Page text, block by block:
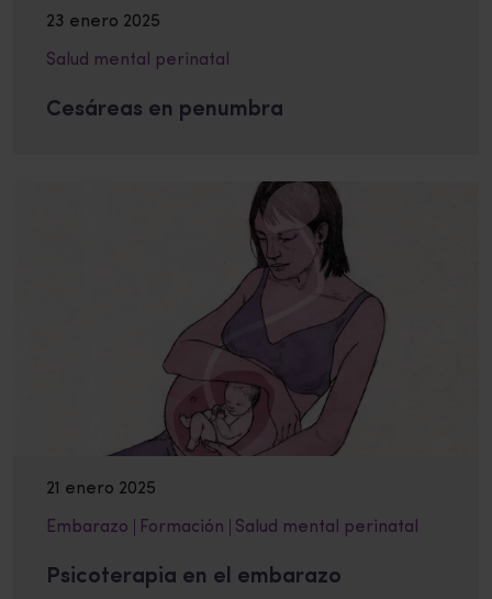
23 enero 2025
Salud mental perinatal
Cesáreas en penumbra
21 enero 2025
Embarazo Formación Salud mental perinatal
Psicoterapia en el embarazo